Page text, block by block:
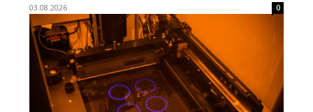
03.08.2026 0